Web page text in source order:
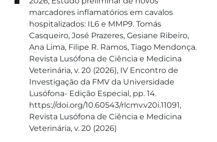
marcadores inflamatórios em cavalos
hospitalizados: IL6 e MMP9. Tomás
Casqueiro, José Prazeres, Gesiane Ribeiro,
Ana Lima, Filipe R. Ramos, Tiago Mendonça.
Revista Lusófona de Ciência e Medicina
Veterinária, v. 20 (2026), IV Encontro de
Investigação da FMV da Universidade
Lusófona- Edição Especial, pp. 14.
https://doi.org/10.60543/rlcmv.v20i.11091,
Revista Lusófona de Ciência e Medicina
Veterinária, v. 20 (2026)